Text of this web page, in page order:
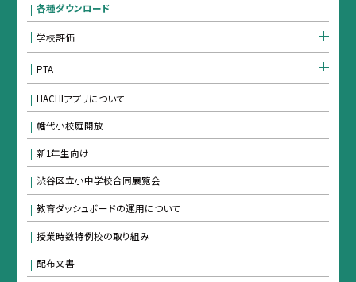
各種ダウンロード
学校評価
PTA
HACHIアプリについて
幡代小校庭開放
新1年生向け
渋谷区立小中学校合同展覧会
教育ダッシュボードの運用について
授業時数特例校の取り組み
配布文書